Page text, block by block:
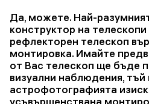
Да, можете. Най-
конструктор на
рефлекторен телескоп
монтировка. Имайте
от Вас телескоп ще бъде
визуални наблюдения, тъй
астрофотографията
усъвършенствана